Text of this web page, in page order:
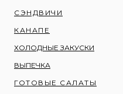
СЭНДВИЧИ
КАНАПЕ
ХОЛОДНЫЕ ЗАКУСКИ
ВЫПЕЧКА
ГОТОВЫЕ САЛАТЫ